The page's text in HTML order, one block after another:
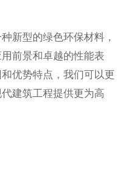
新型的绿色环保材料，
前景和卓越的性能表
优势特点，我们可以更
建筑工程提供更为高